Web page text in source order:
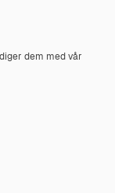
dem med vår